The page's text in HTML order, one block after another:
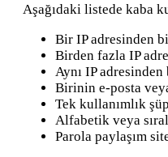
Aşağıdaki listede kaba
Bir IP adresinden
Birden fazla IP
Aynı IP
Birinin e-posta
Tek kullanımlık
Alfabetik veya
Parola paylaşım